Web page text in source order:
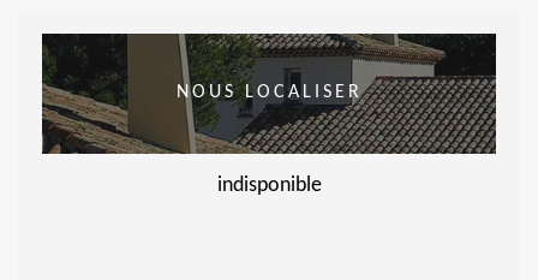
NOUS LOCALISER
indisponible